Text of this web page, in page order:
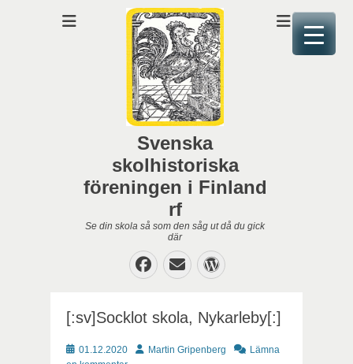
Svenska
skolhistoriska
föreningen i Finland
rf
Se din skola så som den såg ut då du gick
där
Facebook
E-
post
WordPress
[:sv]Socklot skola, Nykarleby[:]
Publicerat
01.12.2020 Författare
Martin Gripenberg
Lämna